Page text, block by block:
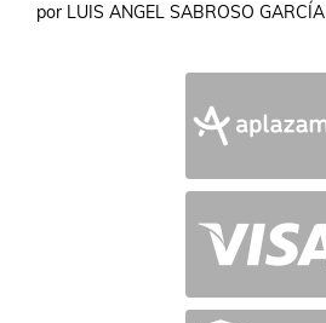
por LUIS ANGEL SABROSO GARCÍA